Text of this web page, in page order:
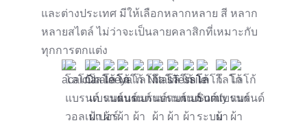
และต่างประเทศ มีให้เลือกหลากหลาย สี หลาก
หลายสไตล์ ไม่ว่าจะเป็นลายคลาสิกที่เหมาะกับ
ทุกการตกแต่ง